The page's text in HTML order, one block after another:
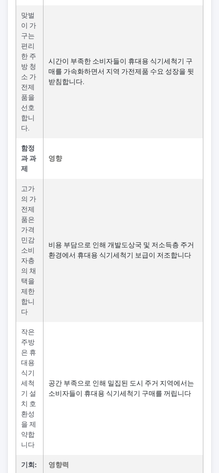
맞벌
이 가
구는
편리
한 주
방 청
소 가
전제
품을
선호
합니
다.
시간이 부족한 소비자들이 휴대용 식기세척기 구
매를 가속화하면서 지역 가전제품 수요 성장을 뒷
받침합니다.
함정
과 과
제
영향
고가
의 가
전제
품은
가격
민감
소비
자층
의 채
택을
제한
합니
다
비용 부담으로 인해 개발도상국 및 저소득층 주거
환경에서 휴대용 식기세척기 보급이 저조합니다
작은
주방
은 휴
대용
식기
세척
기 설
치 호
환성
을 제
약합
니다
공간 부족으로 인해 밀집된 도시 주거 지역에서는
소비자들이 휴대용 식기세척기 구매를 꺼립니다
기회: 영향력